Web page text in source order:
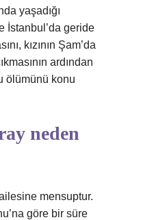
yaşadığı
İstanbul’da geride
kızının Şam’da
ardından
ölümünü konu
neden
mensuptur.
göre bir süre